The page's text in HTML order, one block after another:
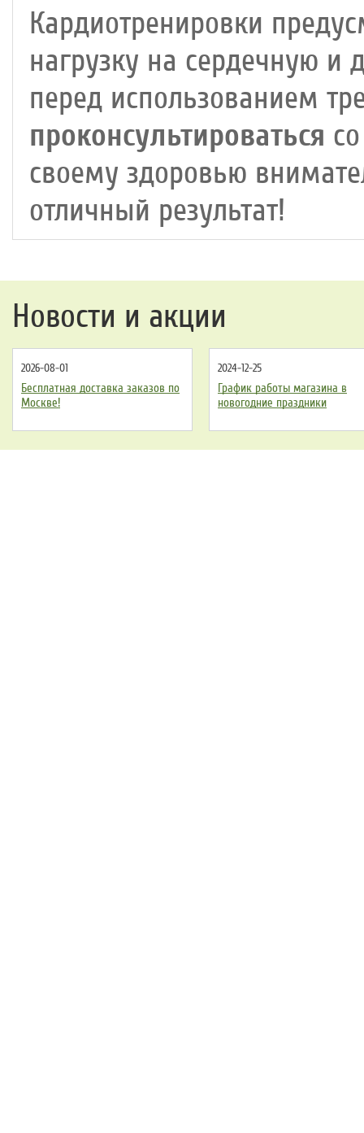
Кардиотренировки
нагрузку на сердечную и
перед использованием
проконсультироваться
своему здоровью
отличный результат!
Новости и акции
2026-08-01
Бесплатная доставка заказов по
Москве!
2024-12-25
График работы магазина в
новогодние праздники